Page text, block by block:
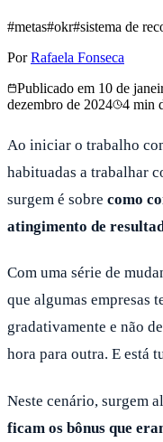
#metas#okr#sistema de
Por Rafaela Fonseca
Publicado em 10 de
dezembro de 2024
4 min
Ao iniciar o trabalho
habituadas a trabalhar
surgem é sobre como
atingimento de
Com uma série de
que algumas empresas
gradativamente e não
hora para outra. E está
Neste cenário, surgem
ficam os bônus que